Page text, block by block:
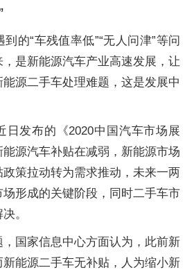
的“车残值率低”“无人问津”等问
是新能源汽车产业高速发展，让
源二手车处理难题，这是发展中
日发布的《2020中国汽车市场展
源汽车补贴在减弱，新能源市场
策拉动转为需求推动，未来一两
形成的关键阶段，同时二手车市
。
国家信息中心方面认为，此前新
能源二手车无补贴，人为缩小新